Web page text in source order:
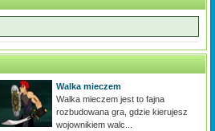
Walka mieczem
Walka mieczem jest to fajna
rozbudowana gra, gdzie kierujesz
wojownikiem walc...